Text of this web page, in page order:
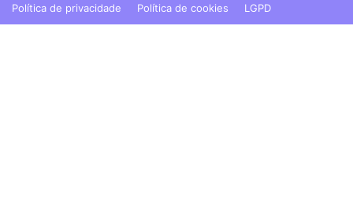
Política de privacidade Política de cookies LGPD